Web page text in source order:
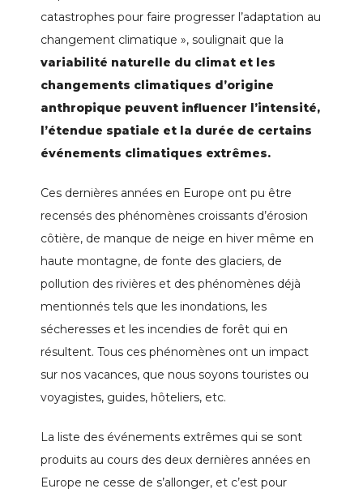
catastrophes pour faire progresser l’adaptation au
changement climatique », soulignait que la
variabilité naturelle du climat et les
changements climatiques d’origine
anthropique peuvent influencer l’intensité,
l’étendue spatiale et la durée de certains
événements climatiques extrêmes.
Ces dernières années en Europe ont pu être
recensés des phénomènes croissants d’érosion
côtière, de manque de neige en hiver même en
haute montagne, de fonte des glaciers, de
pollution des rivières et des phénomènes déjà
mentionnés tels que les inondations, les
sécheresses et les incendies de forêt qui en
résultent. Tous ces phénomènes ont un impact
sur nos vacances, que nous soyons touristes ou
voyagistes, guides, hôteliers, etc.
La liste des événements extrêmes qui se sont
produits au cours des deux dernières années en
Europe ne cesse de s’allonger, et c’est pour